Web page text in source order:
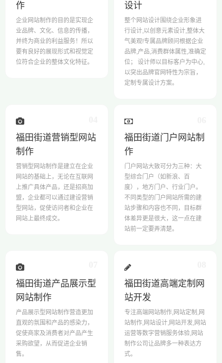
作
企业网站制作的目的是实现企
业品牌、文化、信息的传播，
并终为商业的利益服务！所以
要有良好的展现形式和视觉定
位符合企业的整体文化特征。
设计
整个网站设计围绕企业形象进
行设计,以创意元素设计,整体大
气美观!专属品牌顾问根据企业
品牌,产品,消费群体属性,准确定
位； 设计师以目标客户为中心,
以突出品牌官网特性为宗旨，
定制专属设计方案。
福田街道营销型网站
制作
营销型网站制作是建立在企业
网站的基础上，无论在互联网
上推广具体产品，还是招商加
盟，企业都可以通过建设营销
型网站，促使访问者和企业在
网站上最终成交。
福田街道门户网站制
作
门户网站大致可分为三种：大
型综合门户（如新浪、百
度），地方门户、行业门户。
不同类型的门户网站所需的建
站步骤和内容也不同，目标群
体差异更是很大，这一点在建
站前一定要弄清楚。
福田街道产品展示型
网站制作
产品展示型网站制作营造更加
直观的氛围和产品的感染力，
促使商家及消费者对产品产生
采购欲望，从而促进企业销
售。
福田街道高端定制网
站开发
专注高端网站制作,网站定制,网
站制作,网站设计,网站开发,网站
运营等数字营销服务体验,网站
制作公司让品牌多一种表达方
式。